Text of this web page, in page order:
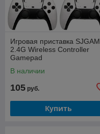
Игровая приставка SJGAM
2.4G Wireless Controller
Gamepad
В наличии
105 руб.
Купить